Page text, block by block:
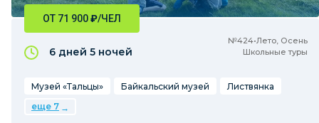
№424•Лето, Осень
Школьные туры
ОТ 71 900₽/ЧЕЛ
6 дней 5 ночей
Музей «Тальцы» Байкальский музей
Листвянка
еще 7